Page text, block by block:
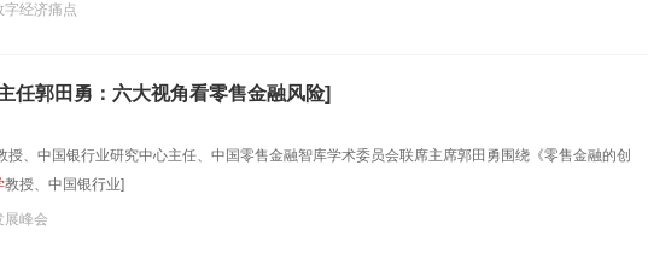
字经济痛点
任郭田勇：六大视角看零售金融风险]
授、中国银行业研究中心主任、中国零售金融智库学术委员会联席主席郭田勇围绕《零售金融的创
教授、中国银行业]
展峰会